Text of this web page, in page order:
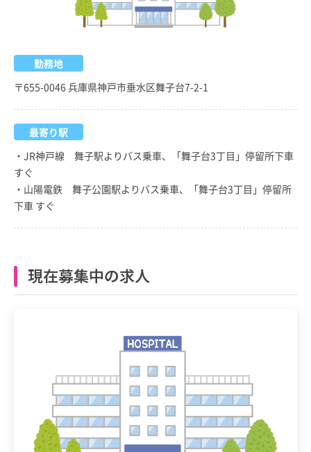
勤務地
〒655-0046 兵庫県神戸市垂水区舞子台7-2-1
最寄り駅
・JR神戸線 舞子駅よりバス乗車、「舞子台3丁目」停留所下車
すぐ
・山陽電鉄 舞子公園駅よりバス乗車、「舞子台3丁目」停留所
下車 すぐ
現在募集中の求人